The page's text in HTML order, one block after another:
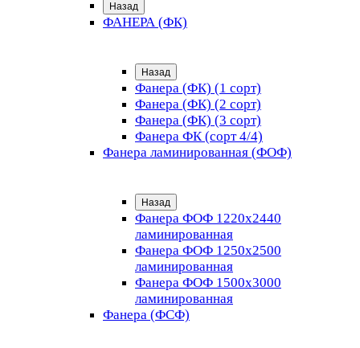
Назад
ФАНЕРА (ФК)
Назад
Фанера (ФК) (1 сорт)
Фанера (ФК) (2 сорт)
Фанера (ФК) (3 сорт)
Фанера ФК (сорт 4/4)
Фанера ламинированная (ФОФ)
Назад
Фанера ФОФ 1220x2440
ламинированная
Фанера ФОФ 1250x2500
ламинированная
Фанера ФОФ 1500x3000
ламинированная
Фанера (ФСФ)